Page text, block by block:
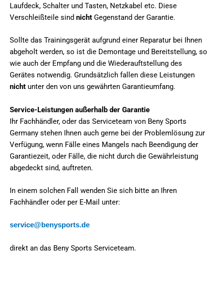
Laufdeck, Schalter und Tasten, Netzkabel etc. Diese
Verschleißteile sind nicht Gegenstand der Garantie.
Sollte das Trainingsgerät aufgrund einer Reparatur bei Ihnen
abgeholt werden, so ist die Demontage und Bereitstellung, so
wie auch der Empfang und die Wiederauftstellung des
Gerätes notwendig. Grundsätzlich fallen diese Leistungen
nicht unter den von uns gewährten Garantieumfang.
Service-Leistungen außerhalb der Garantie
Ihr Fachhändler, oder das Serviceteam von Beny Sports
Germany stehen Ihnen auch gerne bei der Problemlösung zur
Verfügung, wenn Fälle eines Mangels nach Beendigung der
Garantiezeit, oder Fälle, die nicht durch die Gewährleistung
abgedeckt sind, auftreten.
In einem solchen Fall wenden Sie sich bitte an Ihren
Fachhändler oder per E-Mail unter:
service@benysports.de
direkt an das Beny Sports Serviceteam.